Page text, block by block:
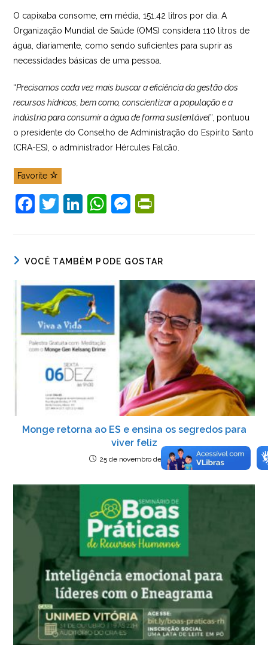
O capixaba consome, em média, 151.42 litros por dia. A
Organização Mundial de Saúde (OMS) considera 110 litros de
água, diariamente, como sendo suficientes para suprir as
necessidades básicas de uma pessoa.
“Precisamos cada vez mais buscar a eficiência da gestão dos
recursos hídricos, bem como, conscientizar a população e a
indústria para consumir a água de forma sustentável”, pontuou
o presidente do Conselho de Administração do Espírito Santo
(CRA-ES), o administrador Hércules Falcão.
Favorite
F
e
b
o
o
k
T
er
Li
e
dI
n
W
s
A
p
p
M
e
n
g
er
ri
e
n
dl
y
VOCÊ TAMBÉM PODE GOSTAR
Monge retorna ao ES e ensina os segredos para
viver feliz
25 de novembro de 2019